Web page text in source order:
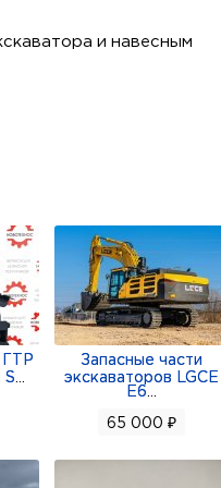
и навесным
открытия. Это
комплектации.
S
Запасные части
экскаваторов LGCE
E6
65 000 ₽